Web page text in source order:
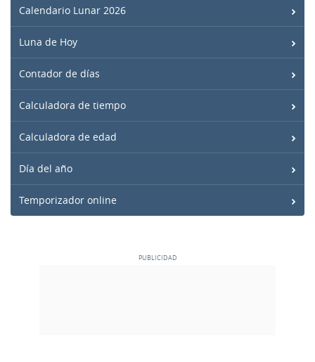
Calendario Lunar 2026
Luna de Hoy
Contador de días
Calculadora de tiempo
Calculadora de edad
Día del año
Temporizador online